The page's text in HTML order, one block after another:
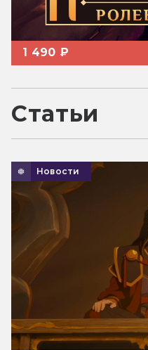
1 490 ₽
Статьи
Новости